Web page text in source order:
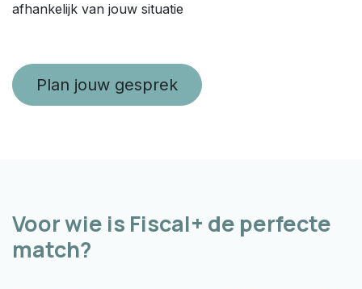
afhankelijk van jouw situatie
Plan jouw gesprek
Voor wie is Fiscal+ de perfecte
match?